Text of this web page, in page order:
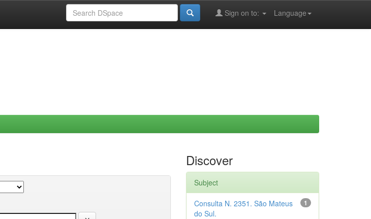
Language
Sign on to:
Discover
Subject
1
Consulta N. 2351. São Mateus
do Sul.